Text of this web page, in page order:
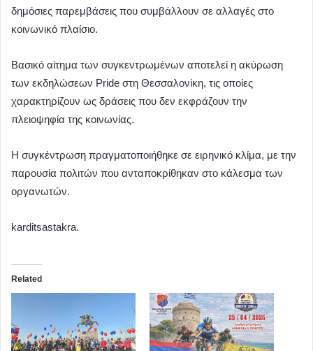
δημόσιες παρεμβάσεις που συμβάλλουν σε αλλαγές στο
κοινωνικό πλαίσιο.
Βασικό αίτημα των συγκεντρωμένων αποτελεί η ακύρωση
των εκδηλώσεων Pride στη Θεσσαλονίκη, τις οποίες
χαρακτηρίζουν ως δράσεις που δεν εκφράζουν την
πλειοψηφία της κοινωνίας.
Η συγκέντρωση πραγματοποιήθηκε σε ειρηνικό κλίμα, με την
παρουσία πολιτών που ανταποκρίθηκαν στο κάλεσμα των
οργανωτών.
karditsastakra.
Related